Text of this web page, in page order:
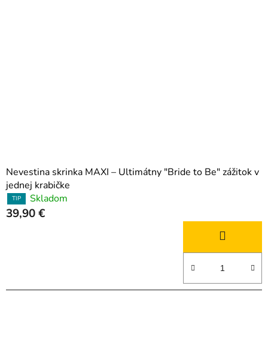
Nevestina skrinka MAXI – Ultimátny "Bride to Be" zážitok v
jednej krabičke
TIP Skladom
39,90 €